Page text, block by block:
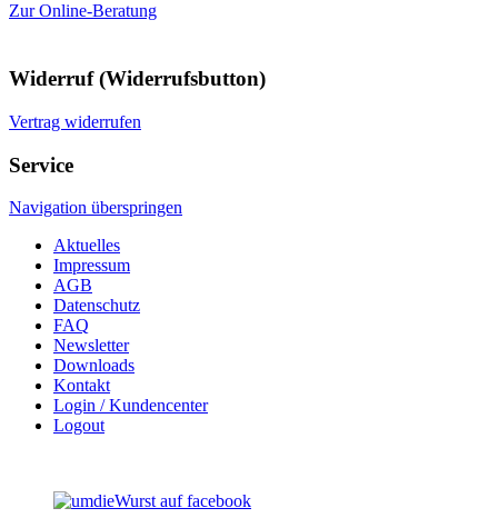
Zur Online-Beratung
Widerruf (Widerrufsbutton)
Vertrag widerrufen
Service
Navigation überspringen
Aktuelles
Impressum
AGB
Datenschutz
FAQ
Newsletter
Downloads
Kontakt
Login / Kundencenter
Logout